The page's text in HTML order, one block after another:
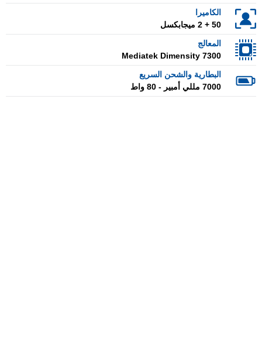
الكاميرا
50 + 2 ميجابكسل
المعالج
Mediatek Dimensity 7300
البطارية والشحن السريع
7000 مللي أمبير - 80 واط